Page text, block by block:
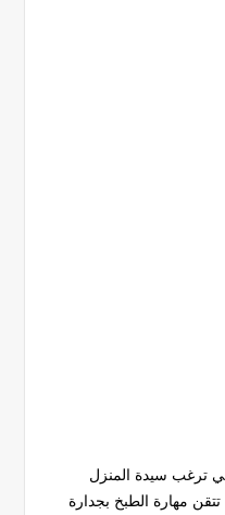
ترغب سيدة المنزل
مهارة الطبخ بجدارة